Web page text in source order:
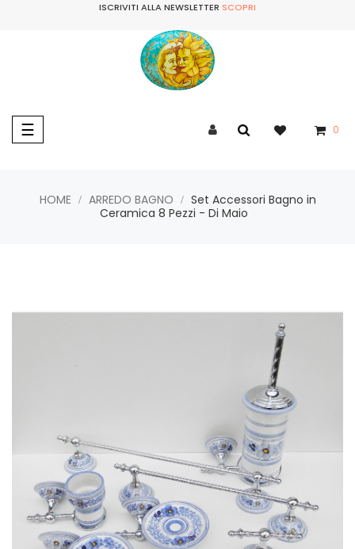
ISCRIVITI ALLA NEWSLETTER SCOPRI
navigazione
Toggle
☰ 0
HOME ARREDO BAGNO
Set Accessori Bagno in
Ceramica 8 Pezzi - Di Maio